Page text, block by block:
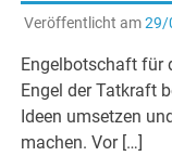
Veröffentlicht am29/
Engelbotschaft für
Engel der Tatkraft
Ideen umsetzen
machen. Vor […]